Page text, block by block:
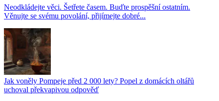
Neodkládejte věci. Šetřete časem. Buďte prospěšní ostatním.
Věnujte se svému povolání, přijímejte dobré...
Jak voněly Pompeje před 2 000 lety? Popel z domácích oltářů
uchoval překvapivou odpověď